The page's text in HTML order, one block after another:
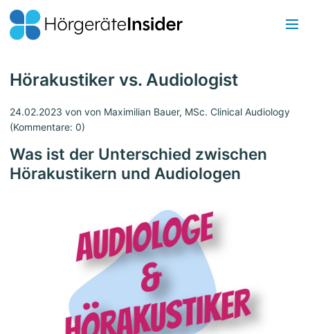
Hörakustiker vs. Audiologist
24.02.2023 von von Maximilian Bauer, MSc. Clinical Audiology
(Kommentare: 0)
Was ist der Unterschied zwischen
Hörakustikern und Audiologen